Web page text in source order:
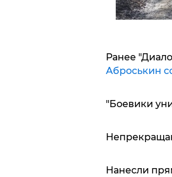
Ранее
Аброськин
"Боевики
Нанесли